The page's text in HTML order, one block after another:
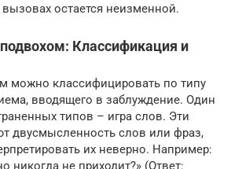
остается неизменной.
Классификация и
можно классифицировать по типу
вводящего в заблуждение. Один
типов – игра слов. Эти
двусмысленность слов или фраз,
их неверно. Например:
никогда не приходит?» (Ответ: